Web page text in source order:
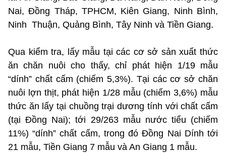
Nai, Đồng Tháp, TPHCM, Kiên Giang, Ninh Bình,
Ninh Thuận, Quảng Bình, Tây Ninh và Tiền Giang.
Qua kiểm tra, lấy mẫu tại các cơ sở sản xuất thức
ăn chăn nuôi cho thấy, chỉ phát hiện 1/19 mẫu
“dính” chất cấm (chiếm 5,3%). Tại các cơ sở chăn
nuôi lợn thịt, phát hiện 1/28 mẫu (chiếm 3,6%) mẫu
thức ăn lấy tại chuồng trại dương tính với chất cấm
(tại Đồng Nai); tới 29/263 mẫu nước tiểu (chiếm
11%) “dính” chất cấm, trong đó Đồng Nai Dính tới
21 mẫu, Tiền Giang 7 mẫu và An Giang 1 mẫu.